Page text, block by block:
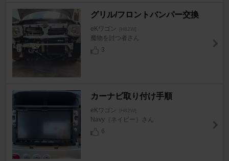
グリル/フロントバンパー交換
eKワゴン [H82W]
魔物を討つ者さん
3
カーナビ取り付け手順
eKワゴン [H82W]
Navy（ネイビー）さん
6